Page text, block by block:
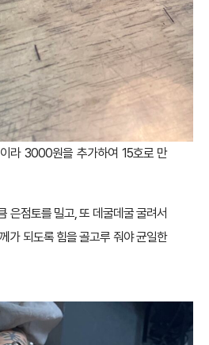
라 3000원을 추가하여 15호로 만
은점토를 밀고, 또 데굴데굴 굴려서
가 되도록 힘을 골고루 줘야 균일한